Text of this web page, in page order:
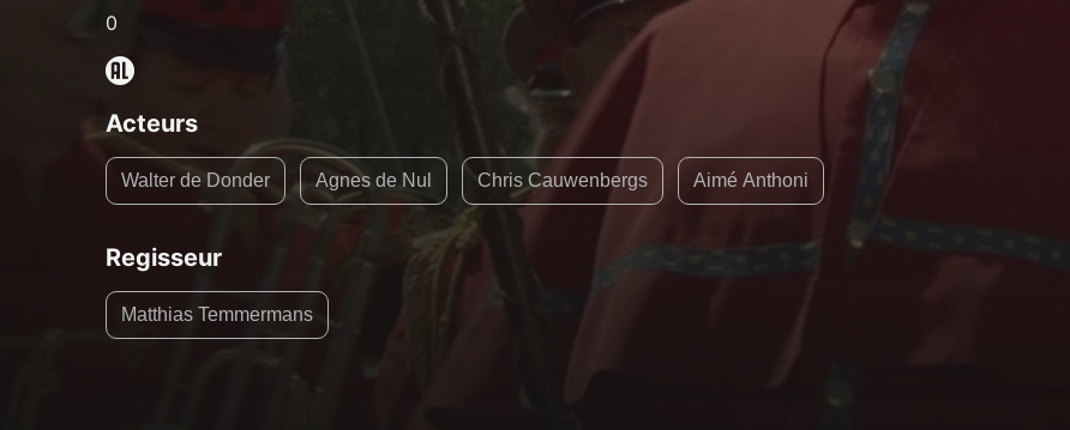
0
Acteurs
Walter de Donder Agnes de Nul Chris Cauwenbergs Aimé Anthoni
Regisseur
Matthias Temmermans